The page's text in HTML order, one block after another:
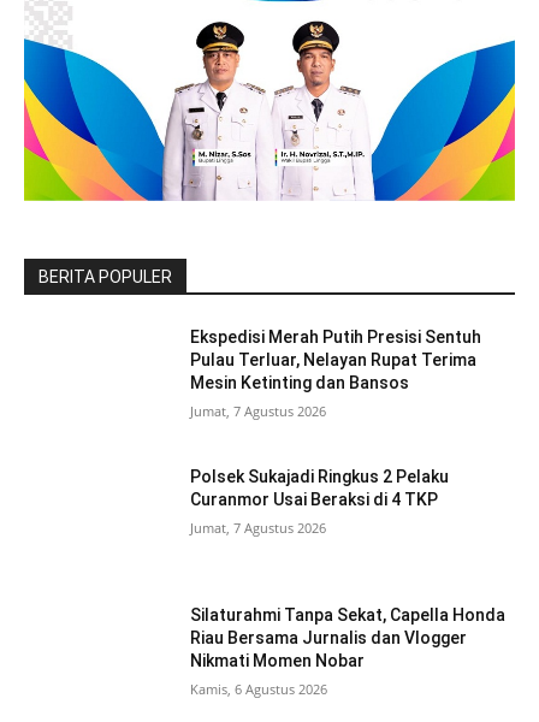
BERITA POPULER
Ekspedisi Merah Putih Presisi Sentuh
Pulau Terluar, Nelayan Rupat Terima
Mesin Ketinting dan Bansos
Jumat, 7 Agustus 2026
Polsek Sukajadi Ringkus 2 Pelaku
Curanmor Usai Beraksi di 4 TKP
Jumat, 7 Agustus 2026
Silaturahmi Tanpa Sekat, Capella Honda
Riau Bersama Jurnalis dan Vlogger
Nikmati Momen Nobar
Kamis, 6 Agustus 2026